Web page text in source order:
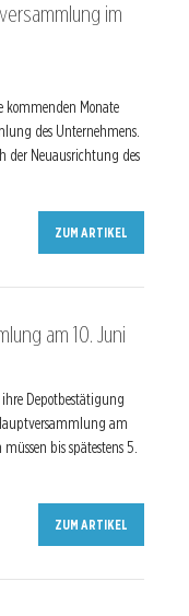
im
kommenden Monate
des Unternehmens.
der Neuausrichtung des
ZUM ARTIKEL
am 10. Juni
Depotbestätigung
am
bis spätestens 5.
ZUM ARTIKEL